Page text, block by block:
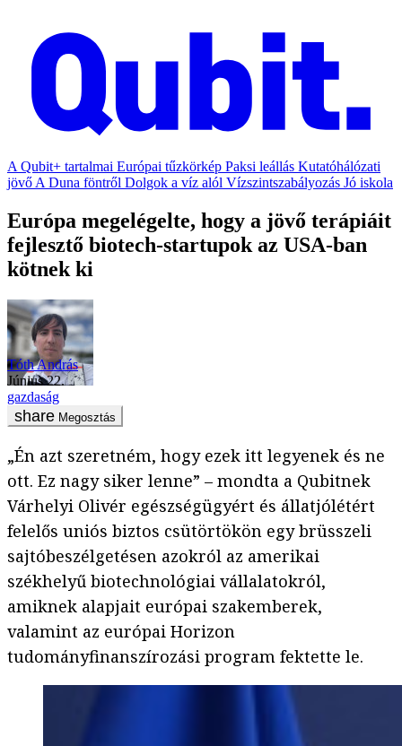
A Qubit+ tartalmai Európai tűzkörkép Paksi leállás Kutatóhálózati
jövő A Duna föntről Dolgok a víz alól Vízszintszabályozás Jó iskola
Európa megelégelte, hogy a jövő terápiáit
fejlesztő biotech-startupok az USA-ban
kötnek ki
Tóth András
június 22.
gazdaság
Megosztás
„Én azt szeretném, hogy ezek itt legyenek és ne
ott. Ez nagy siker lenne” – mondta a Qubitnek
Várhelyi Olivér egészségügyért és állatjólétért
felelős uniós biztos csütörtökön egy brüsszeli
sajtóbeszélgetésen azokról az amerikai
székhelyű biotechnológiai vállalatokról,
amiknek alapjait európai szakemberek,
valamint az európai Horizon
tudományfinanszírozási program fektette le.